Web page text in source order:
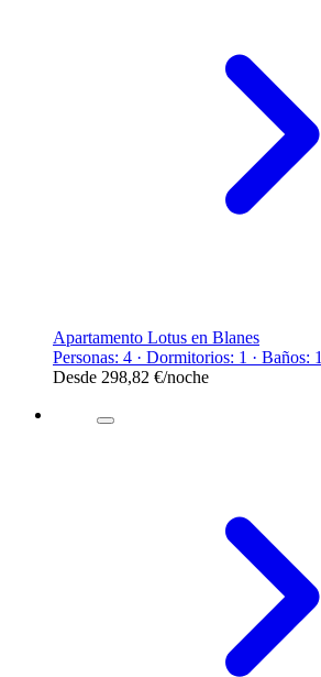
Apartamento Lotus en Blanes
Personas: 4 · Dormitorios: 1 · Baños: 1
Desde 298,82 €/noche